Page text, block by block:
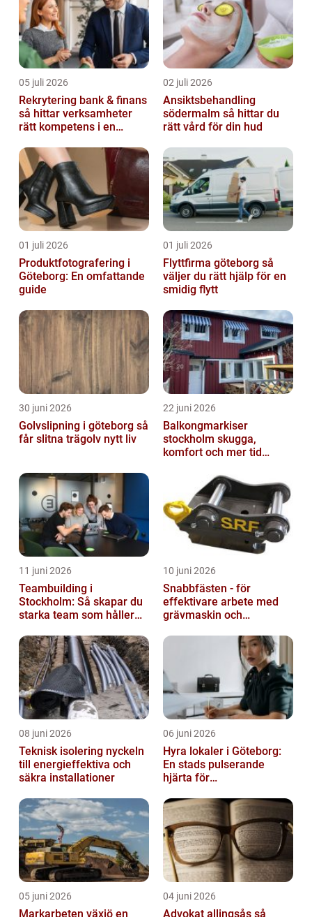
05 juli 2026
Rekrytering bank & finans
så hittar verksamheter
rätt kompetens i en
02 juli 2026
Ansiktsbehandling
södermalm så hittar du
rätt vård för din hud
01 juli 2026
Produktfotografering i
Göteborg: En omfattande
guide
01 juli 2026
Flyttfirma göteborg så
väljer du rätt hjälp för en
smidig flytt
30 juni 2026
Golvslipning i göteborg så
får slitna trägolv nytt liv
22 juni 2026
Balkongmarkiser
stockholm skugga,
komfort och mer tid
11 juni 2026
Teambuilding i
Stockholm: Så skapar du
starka team som håller
10 juni 2026
Snabbfästen - för
effektivare arbete med
grävmaskin och
08 juni 2026
Teknisk isolering nyckeln
till energieffektiva och
säkra installationer
06 juni 2026
Hyra lokaler i Göteborg:
En stads pulserande
hjärta för
05 juni 2026
Markarbeten växjö en
04 juni 2026
Advokat allingsås så